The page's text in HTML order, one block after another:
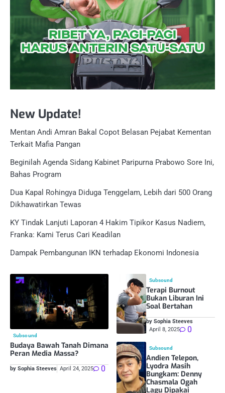
New Update!
Mentan Andi Amran Bakal Copot Belasan Pejabat Kementan
Terkait Mafia Pangan
Beginilah Agenda Sidang Kabinet Paripurna Prabowo Sore Ini,
Bahas Program
Dua Kapal Rohingya Diduga Tenggelam, Lebih dari 500 Orang
Dikhawatirkan Tewas
KY Tindak Lanjuti Laporan 4 Hakim Tipikor Kasus Nadiem,
Franka: Kami Terus Cari Keadilan
Dampak Pembangunan IKN terhadap Ekonomi Indonesia
Subsound
Budaya Bawah Tanah Dimana
Peran Media Massa?
by Sophia Steeves April 24, 2025 0
Subsound
Terapi Burnout
Bukan Liburan Ini
Soal Bertahan
by Sophia Steeves
April 8, 2025
0
Subsound
Andien Telepon,
Lyodra Masih
Bungkam: Denny
Chasmala Ogah
Lagu Dipakai